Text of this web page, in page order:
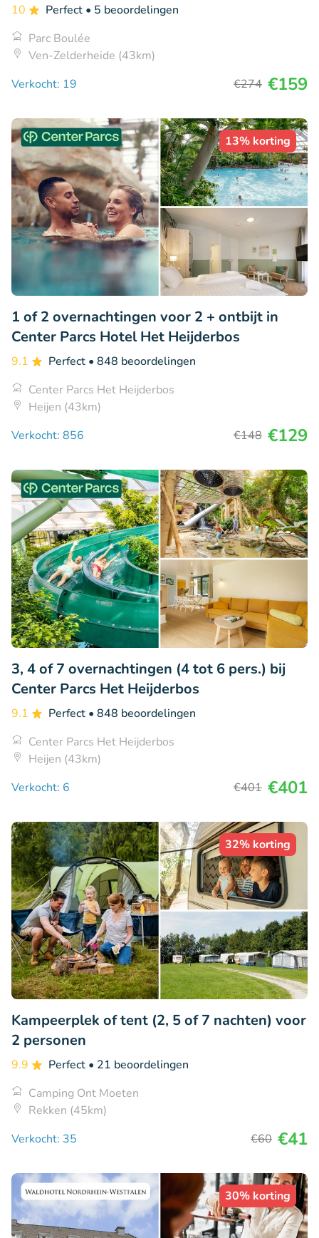
10 Perfect • 5 beoordelingen
Parc Boulée
Ven-Zelderheide (43km)
Verkocht: 19
€274 €159
13% korting
1 of 2 overnachtingen voor 2 + ontbijt in
Center Parcs Hotel Het Heijderbos
9.1 Perfect • 848 beoordelingen
Center Parcs Het Heijderbos
Heijen (43km)
Verkocht: 856
€148 €129
3, 4 of 7 overnachtingen (4 tot 6 pers.) bij
Center Parcs Het Heijderbos
9.1 Perfect • 848 beoordelingen
Center Parcs Het Heijderbos
Heijen (43km)
Verkocht: 6
€401 €401
32% korting
Kampeerplek of tent (2, 5 of 7 nachten) voor
2 personen
9.9 Perfect • 21 beoordelingen
Camping Ont Moeten
Rekken (45km)
Verkocht: 35
€60 €41
30% korting